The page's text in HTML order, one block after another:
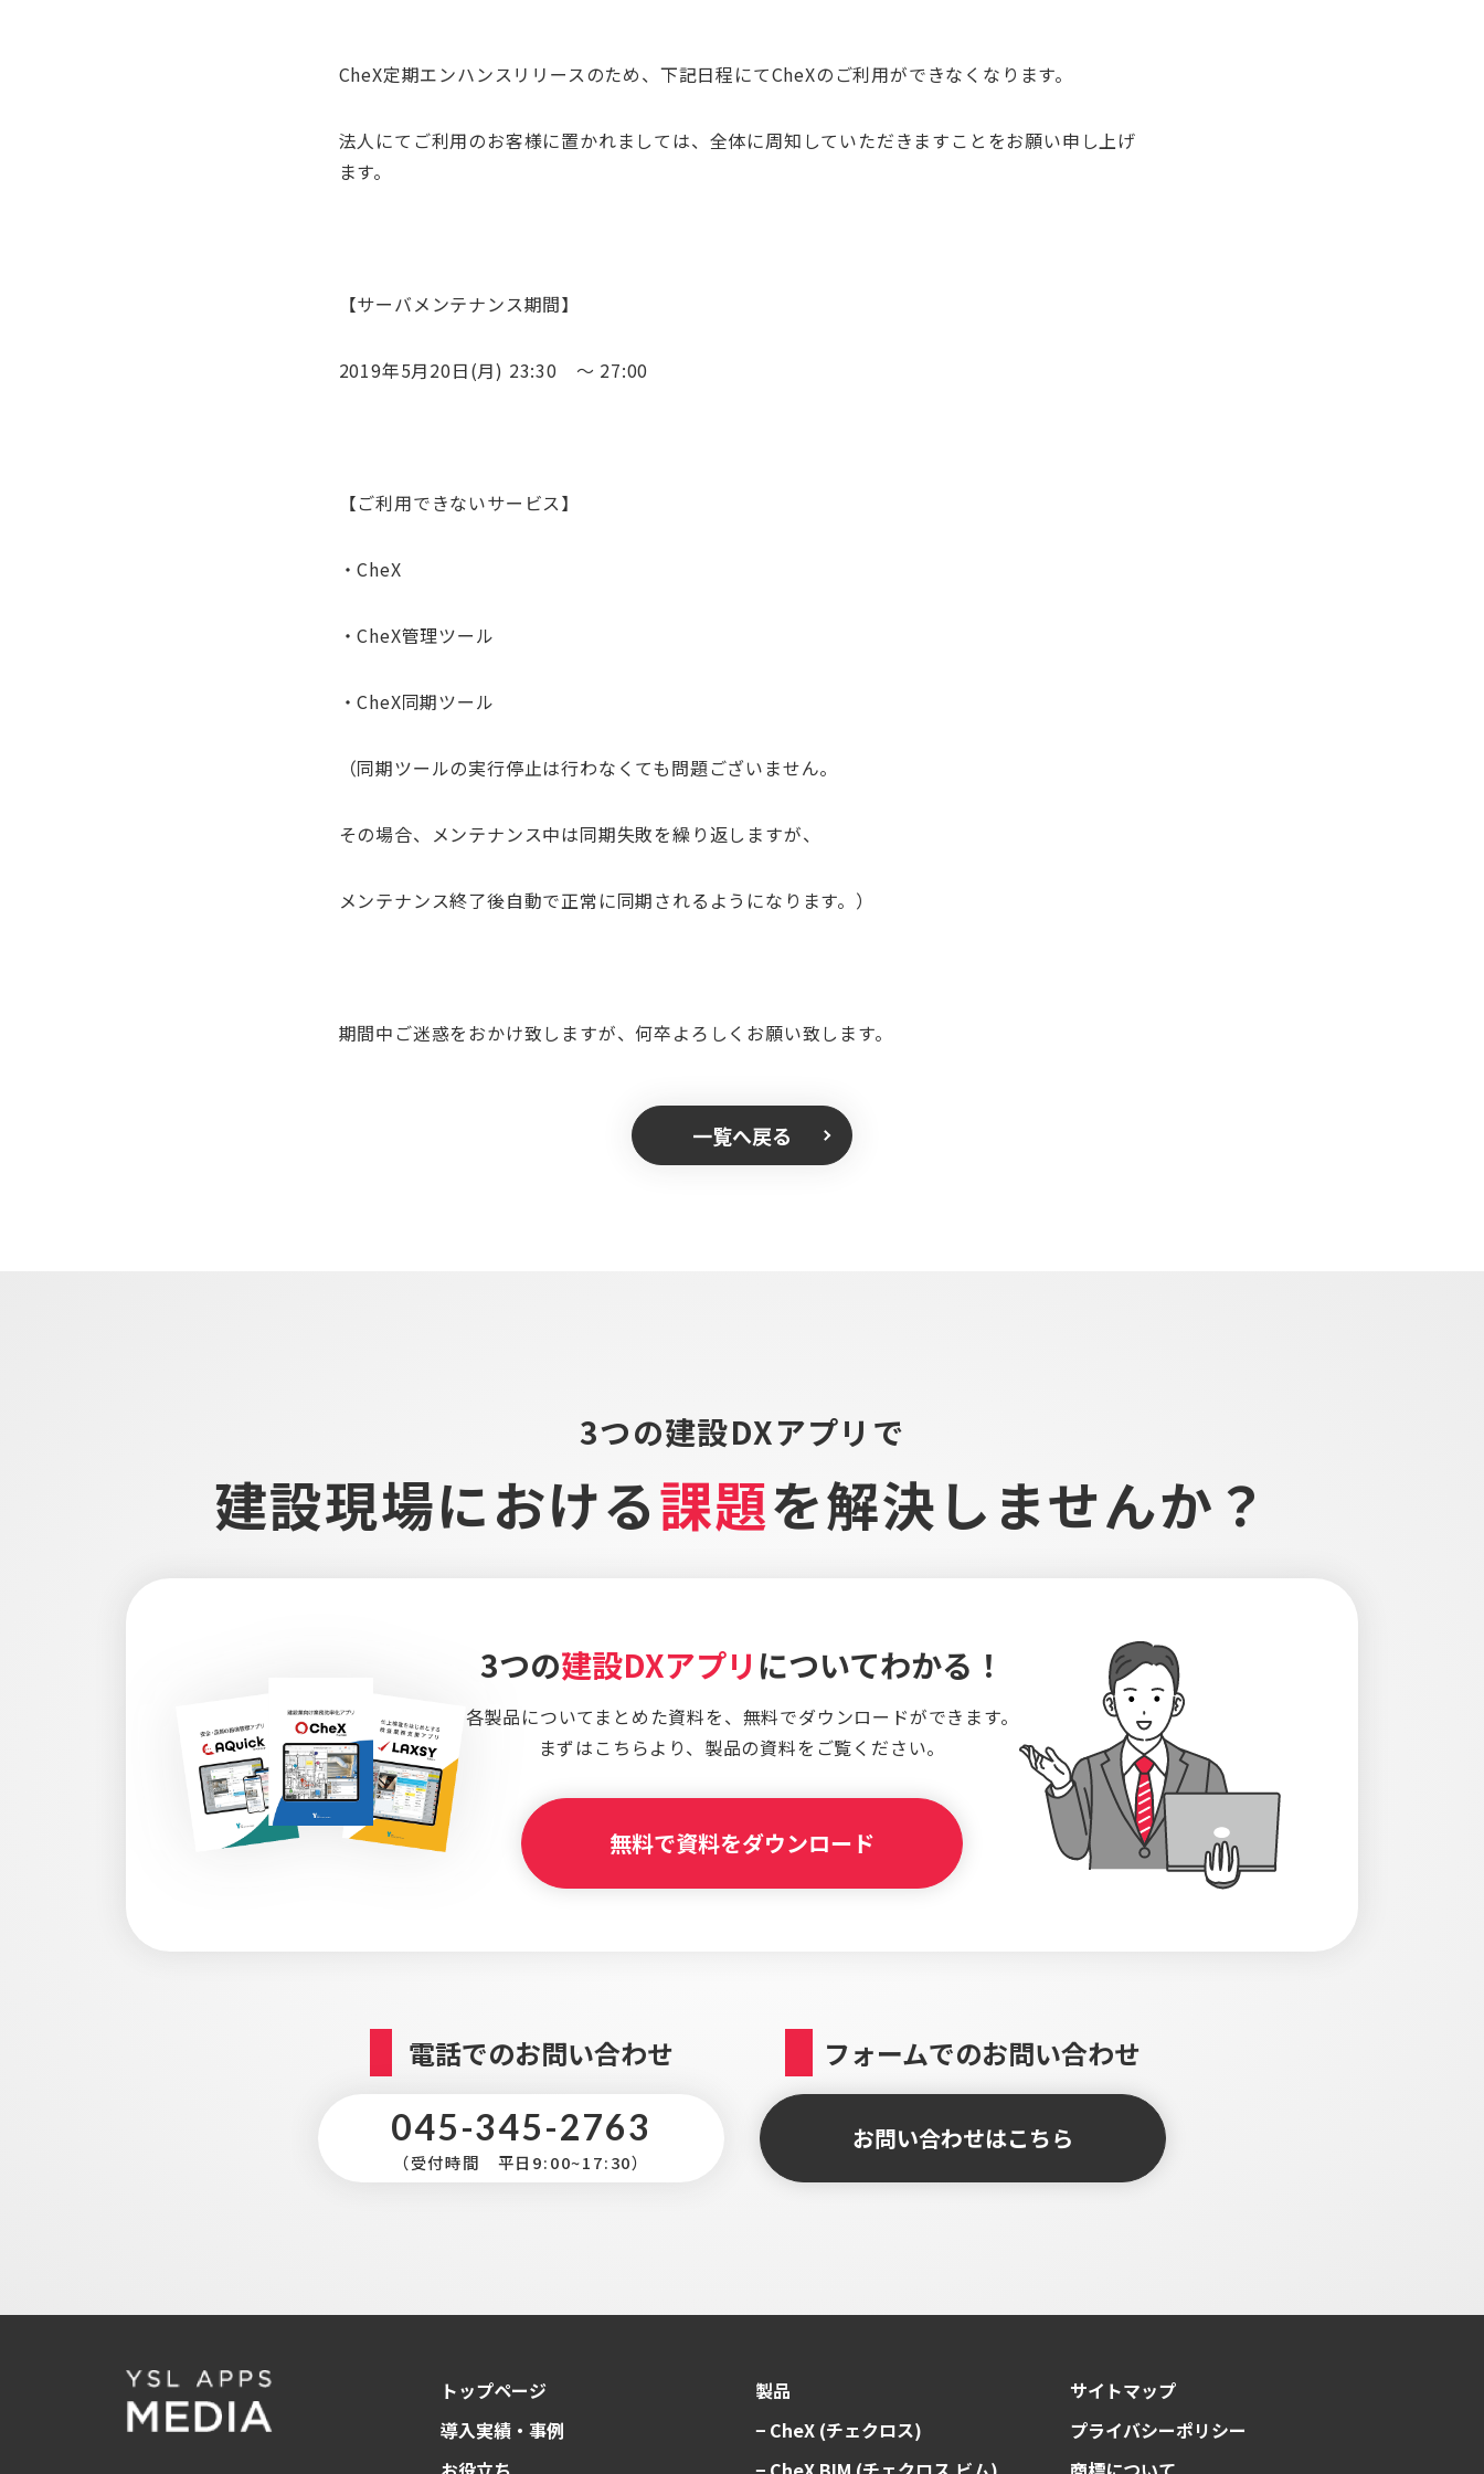
CheX定期エンハンスリリースのため、下記日程にてCheXのご利用ができなくなります。
法人にてご利用のお客様に置かれましては、全体に周知していただきますことをお願い申し上げ
ます。
【サーバメンテナンス期間】
2019年5月20日(月) 23:30 ～ 27:00
【ご利用できないサービス】
・CheX
・CheX管理ツール
・CheX同期ツール
（同期ツールの実行停止は行わなくても問題ございません。
その場合、メンテナンス中は同期失敗を繰り返しますが、
メンテナンス終了後自動で正常に同期されるようになります。）
期間中ご迷惑をおかけ致しますが、何卒よろしくお願い致します。
一覧へ戻る
3つの建設DXアプリで
建設現場における課題を解決しませんか？
3つの建設DXアプリ についてわかる！
各製品についてまとめた資料を、 無料でダウンロードができます。
まずはこちらより、 製品の資料をご覧ください。
無料で資料をダウンロード
電話でのお問い合わせ
045-345-2763
（受付時間 平日9:00~17:30）
フォームでのお問い合わせ
お問い合わせはこちら
トップページ
導入実績・事例
製品
− CheX (チェクロス)
サイトマップ
プライバシーポリシー